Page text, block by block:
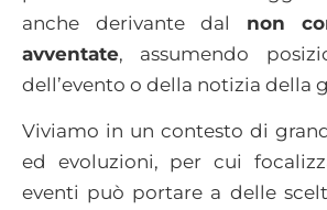
anche derivante dal non
avventate, assumendo
dell’evento o della notizia della
Viviamo in un contesto di
ed evoluzioni, per cui
eventi può portare a delle